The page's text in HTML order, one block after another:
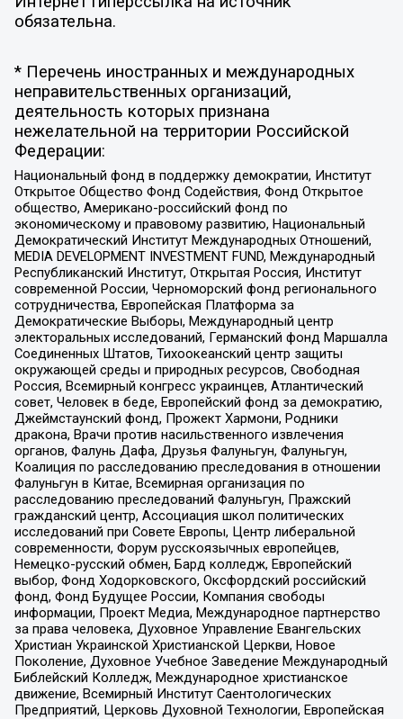
обязательна.
* Перечень иностранных и международных
неправительственных организаций,
деятельность которых признана
нежелательной на территории Российской
Федерации:
Национальный фонд в поддержку демократии, Институт
Открытое Общество Фонд Содействия, Фонд Открытое
общество, Американо-российский фонд по
экономическому и правовому развитию, Национальный
Демократический Институт Международных Отношений,
MEDIA DEVELOPMENT INVESTMENT FUND, Международный
Республиканский Институт, Открытая Россия, Институт
современной России, Черноморский фонд регионального
сотрудничества, Европейская Платформа за
Демократические Выборы, Международный центр
электоральных исследований, Германский фонд Маршалла
Соединенных Штатов, Тихоокеанский центр защиты
окружающей среды и природных ресурсов, Свободная
Россия, Всемирный конгресс украинцев, Атлантический
совет, Человек в беде, Европейский фонд за демократию,
Джеймстаунский фонд, Прожект Хармони, Родники
дракона, Врачи против насильственного извлечения
органов, Фалунь Дафа, Друзья Фалуньгун, Фалуньгун,
Коалиция по расследованию преследования в отношении
Фалуньгун в Китае, Всемирная организация по
расследованию преследований Фалуньгун, Пражский
гражданский центр, Ассоциация школ политических
исследований при Совете Европы, Центр либеральной
современности, Форум русскоязычных европейцев,
Немецко-русский обмен, Бард колледж, Европейский
выбор, Фонд Ходорковского, Оксфордский российский
фонд, Фонд Будущее России, Компания свободы
информации, Проект Медиа, Международное партнерство
за права человека, Духовное Управление Евангельских
Христиан Украинской Христианской Церкви, Новое
Поколение, Духовное Учебное Заведение Международный
Библейский Колледж, Международное христианское
движение, Всемирный Институт Саентологических
Предприятий, Церковь Духовной Технологии, Европейская